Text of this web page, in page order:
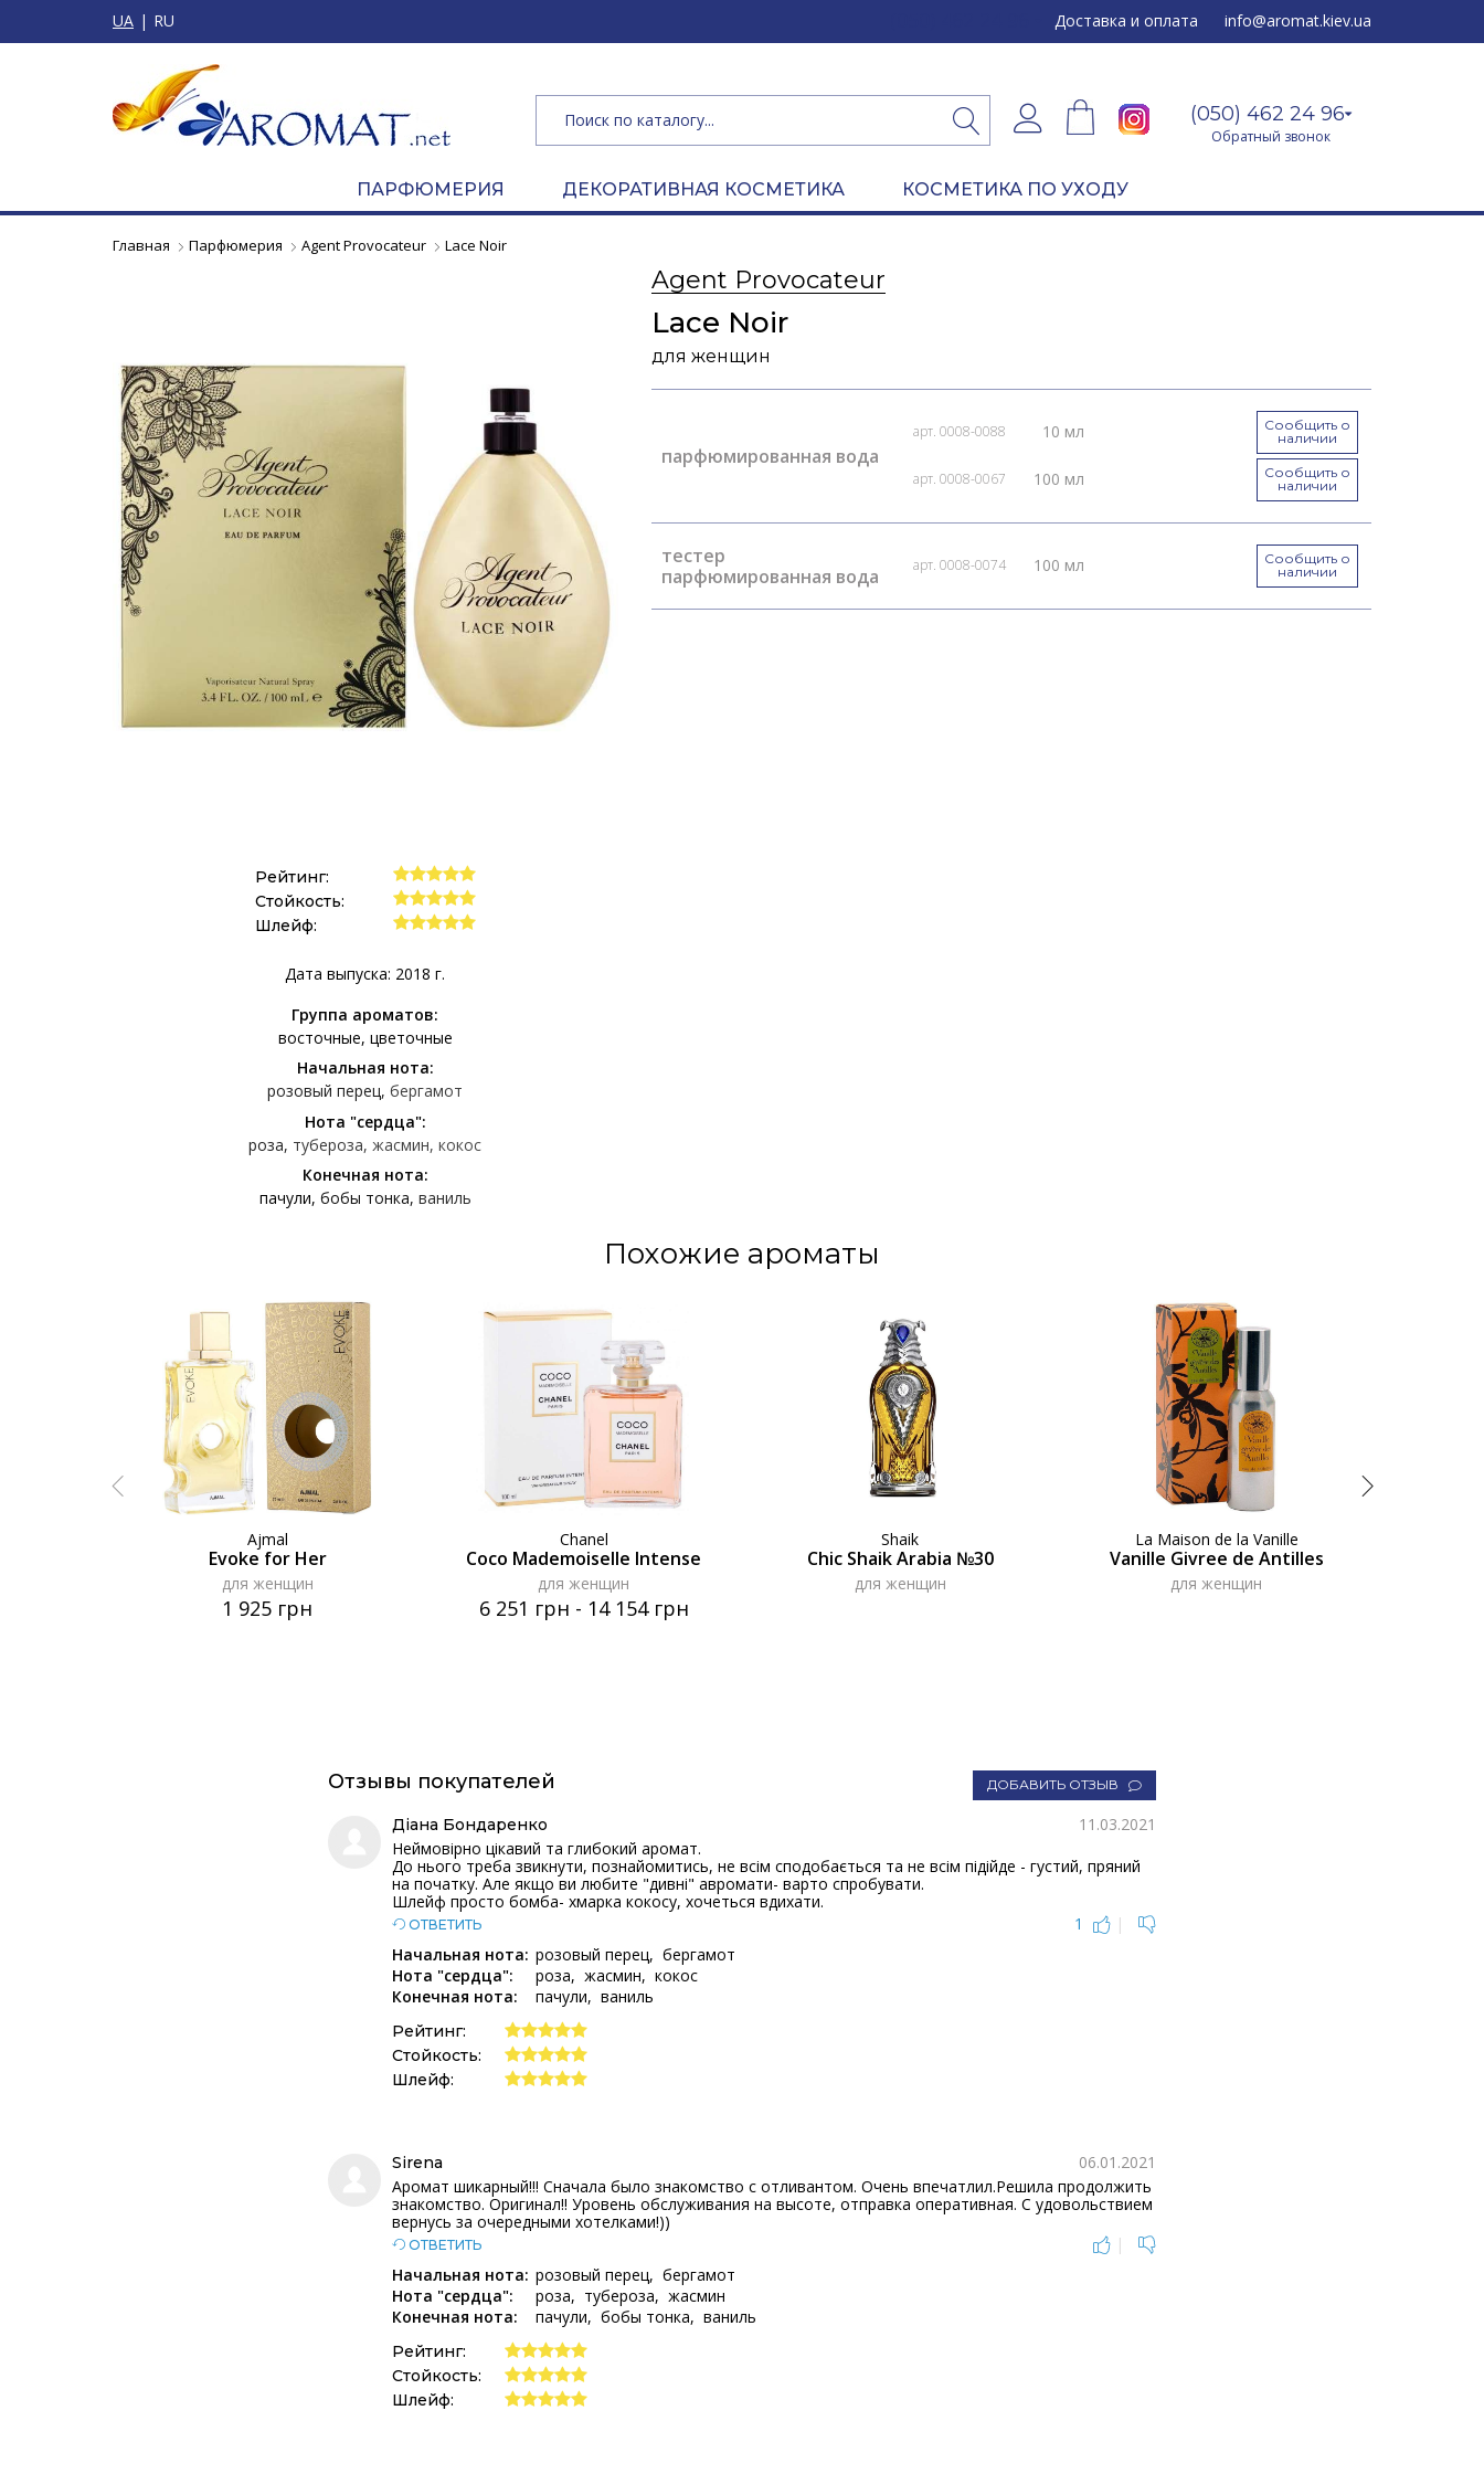
UA RU Доставка и оплата info@aromat.kiev.ua
(050) 462 24 96
Обратный звонок
ПАРФЮМЕРИЯ ДЕКОРАТИВНАЯ КОСМЕТИКА КОСМЕТИКА ПО УХОДУ
Главная Парфюмерия Agent Provocateur Lace Noir
Рейтинг:
Стойкость:
Шлейф:
Дата выпуска: 2018 г.
Группа ароматов:
восточные цветочные
Начальная нота:
розовый перец бергамот
Нота "сердца":
роза тубероза жасмин кокос
Конечная нота:
пачули бобы тонка ваниль
Agent Provocateur
Lace Noir
для женщин
арт. 0008-0088 10 мл
Сообщить о
наличии
парфюмированная вода
арт. 0008-0067 100 мл
Сообщить о
наличии
тестер
парфюмированная вода
арт. 0008-0074 100 мл
Сообщить о
наличии
Похожие ароматы
Ajmal
Evoke for Her
для женщин
1 925 грн
Chanel
Coco Mademoiselle Intense
для женщин
6 251 грн - 14 154 грн
Shaik
Chic Shaik Arabia №30
для женщин
La Maison de la Vanille
Vanille Givree de Antilles
для женщин
Отзывы покупателей ДОБАВИТЬ ОТЗЫВ
Діана Бондаренко
11.03.2021
Неймовірно цікавий та глибокий аромат.
До нього треба звикнути, познайомитись, не всім сподобається та не всім підійде - густий, пряний
на початку. Але якщо ви любите "дивні" авромати- варто спробувати.
Шлейф просто бомба- хмарка кокосу, хочеться вдихати.
ОТВЕТИТЬ 1
|
Начальная нота: розовый перец
бергамот
Нота "сердца":
роза жасмин
кокос
Конечная нота:
пачули ваниль
Рейтинг:
Стойкость:
Шлейф:
Sirena
06.01.2021
Аромат шикарный!!! Сначала было знакомство с отливантом. Очень впечатлил.Решила продолжить
знакомство. Оригинал!! Уровень обслуживания на высоте, отправка оперативная. С удовольствием
вернусь за очередными хотелками!))
ОТВЕТИТЬ
|
Начальная нота: розовый перец
бергамот
Нота "сердца":
роза тубероза
жасмин
Конечная нота:
пачули бобы тонка ваниль
Рейтинг:
Стойкость:
Шлейф: